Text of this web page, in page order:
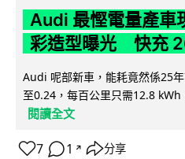
Audi 最慳電量產
彩造型曝光 快充
Audi 呢部新車，能耗竟然係25
至0.24，每百公里只需12.8
閱讀全文
7 1 ↗ 分享